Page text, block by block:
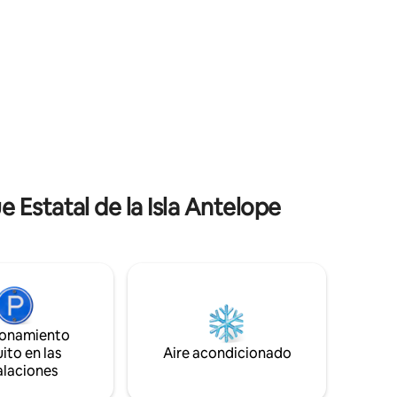
Estatal de la Isla Antelope
en las
Aire acondicionado